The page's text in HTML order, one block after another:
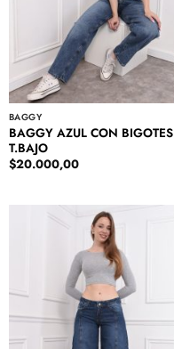
BAGGY
BAGGY AZUL CON BIGOTES
T.BAJO
$20.000,00